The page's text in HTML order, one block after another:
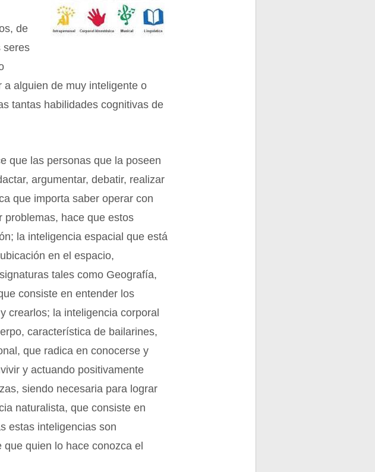
de
seres
alguien de muy inteligente o
tantas habilidades cognitivas de
que las personas que la poseen
argumentar, debatir, realizar
que importa saber operar con
problemas, hace que estos
la inteligencia espacial que está
en el espacio,
tales como Geografía,
consiste en entender los
crearlos; la inteligencia corporal
característica de bailarines,
que radica en conocerse y
y actuando positivamente
siendo necesaria para lograr
naturalista, que consiste en
estas inteligencias son
quien lo hace conozca el